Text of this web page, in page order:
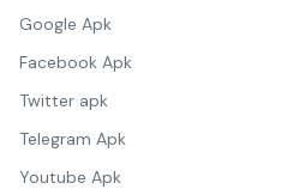
Google Apk
Facebook Apk
Twitter apk
Telegram Apk
Youtube Apk